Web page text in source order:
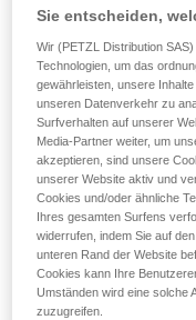
Vorgang
Wir geben
noch andere
beschrieben
Kletterer oftmals
wird. In diesem Fall
beide Seile verteilt.
Deshalb hat der
Halbseile 5 Stürze mit
Die 5 Stürze mit einer
Sicherheit des
Achtung, dies
Einfachstrang sichern
Sie entscheiden,
Wir (PETZL Distribution
Technologien, um das
gewährleisten, unsere
unseren Datenverkehr zu
Surfverhalten auf unserer
Media-Partner weiter, um
akzeptieren, sind unsere
unserer Website aktiv und
Cookies und/oder ähnliche
Ihres gesamten Surfens
widerrufen, indem Sie auf
unteren Rand der Website
Cookies kann Ihre
Umständen wird eine solche
zuzugreifen.